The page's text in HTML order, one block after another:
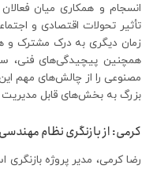
انسجام و همکاری میان
تأثیر تحولات اقتصادی و
زمان دیگری به درک مشترک و
همچنین پیچیدگی‌های فنی،
مصنوعی را از چالش‌های مهم
بزرگ به بخش‌های قابل مدیریت
کرمی: از بازنگری نظام
رضا کرمی، مدیر پروژه بازنگری